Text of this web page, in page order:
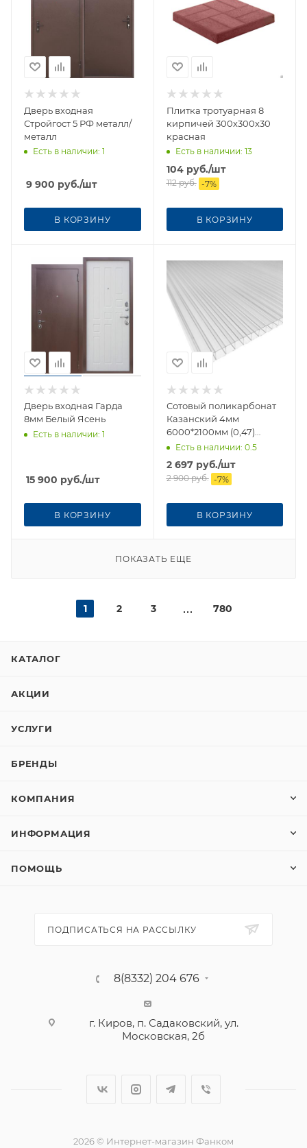
Дверь входная
Стройгост 5 РФ металл/
металл
Есть в наличии: 1
9 900 руб./шт
В КОРЗИНУ
Плитка тротуарная 8
кирпичей 300х300х30
красная
Есть в наличии: 13
104руб./шт
112руб. -7%
В КОРЗИНУ
Дверь входная Гарда
8мм Белый Ясень
Есть в наличии: 1
15 900 руб./шт
В КОРЗИНУ
Сотовый поликарбонат
Казанский 4мм
6000*2100мм (0,47)
желтый УЦЕНКА
Есть в наличии: 0.5
2 697руб./шт
2 900руб. -7%
В КОРЗИНУ
ПОКАЗАТЬ ЕЩЕ
1 2 3 780
КАТАЛОГ
АКЦИИ
УСЛУГИ
БРЕНДЫ
КОМПАНИЯ
ИНФОРМАЦИЯ
ПОМОЩЬ
ПОДПИСАТЬСЯ НА РАССЫЛКУ
8(8332) 204 676
г. Киров, п. Садаковский, ул.
Московская, 2б
2026 © Интернет-магазин Фанком